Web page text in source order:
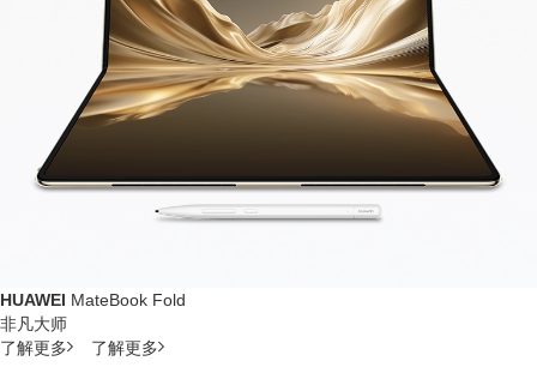
HUAWEI MateBook Fold
非凡大师
了解更多
了解更多